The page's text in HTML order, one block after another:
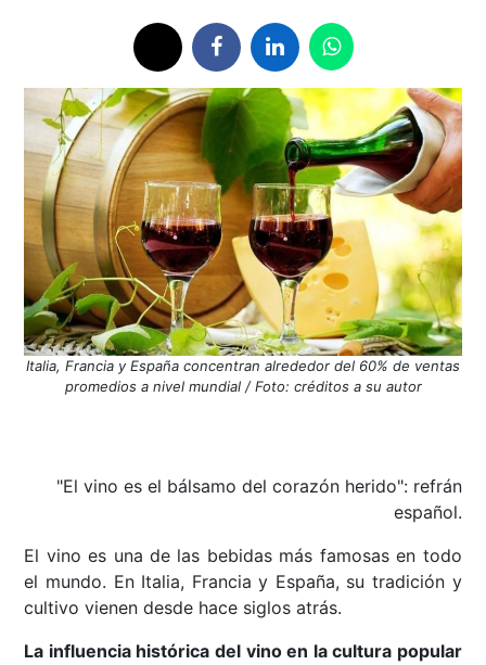
Italia, Francia y España concentran alrededor del 60% de ventas
promedios a nivel mundial / Foto: créditos a su autor
"El vino es el bálsamo del corazón herido": refrán
español.
El vino es una de las bebidas más famosas en todo
el mundo. En Italia, Francia y España, su tradición y
cultivo vienen desde hace siglos atrás.
La influencia histórica del vino en la cultura popular